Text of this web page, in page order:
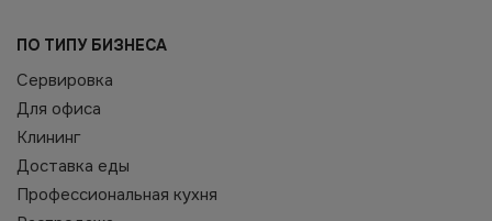
ПО ТИПУ БИЗНЕСА
Сервировка
Для офиса
Клининг
Доставка еды
Профессиональная кухня